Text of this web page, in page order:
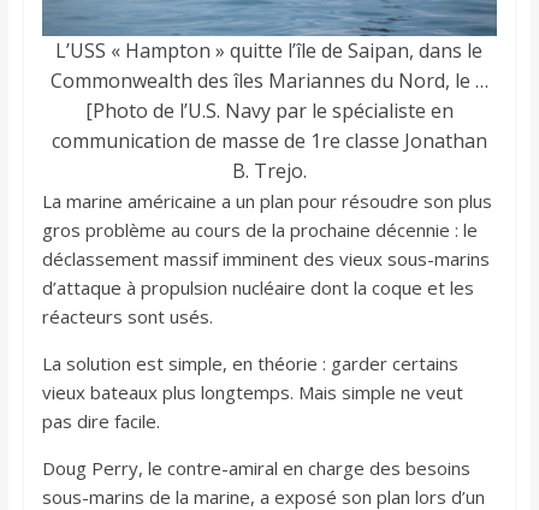
L’USS « Hampton » quitte l’île de Saipan, dans le
Commonwealth des îles Mariannes du Nord, le …
[Photo de l’U.S. Navy par le spécialiste en
communication de masse de 1re classe Jonathan
B. Trejo.
La marine américaine a un plan pour résoudre son plus
gros problème au cours de la prochaine décennie : le
déclassement massif imminent des vieux sous-marins
d’attaque à propulsion nucléaire dont la coque et les
réacteurs sont usés.
La solution est simple, en théorie : garder certains
vieux bateaux plus longtemps. Mais simple ne veut
pas dire facile.
Doug Perry, le contre-amiral en charge des besoins
sous-marins de la marine, a exposé son plan lors d’un